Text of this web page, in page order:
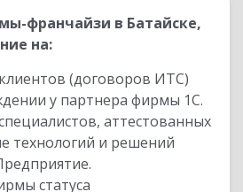
франчайзи в Батайске,
на:
(договоров ИТС)
у партнера фирмы 1С.
аттестованных
технологий и решений
статуса